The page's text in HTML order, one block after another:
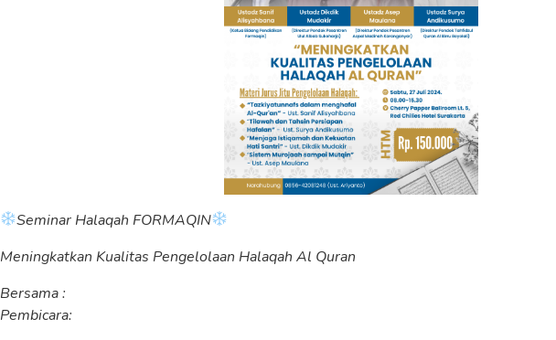
Seminar Halaqah FORMAQIN
Meningkatkan Kualitas Pengelolaan Halaqah Al Quran
Bersama :
Pembicara: